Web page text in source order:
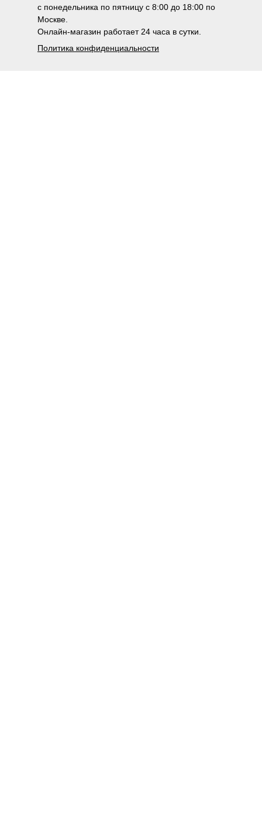
Политика конфиденциальности
с понедельника по пятницу с 8:00 до 18:00 по
Москве.
Онлайн-магазин работает 24 часа в сутки.